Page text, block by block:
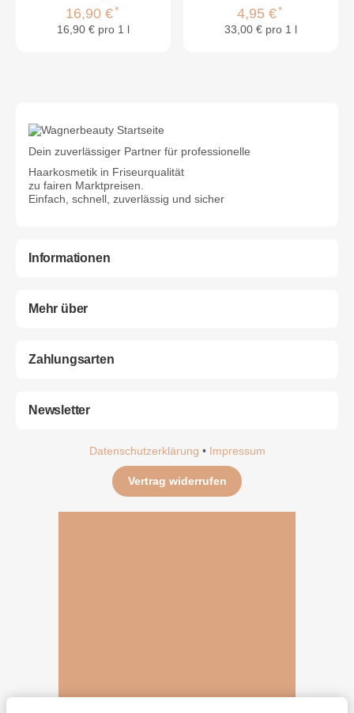
16,90 €*
16,90 € pro 1 l
4,95 €*
33,00 € pro 1 l
Dein zuverlässiger Partner für professionelle
Haarkosmetik in Friseurqualität
zu fairen Marktpreisen.
Einfach, schnell, zuverlässig und sicher
Informationen
Mehr über
Zahlungsarten
Newsletter
Datenschutzerklärung • Impressum
Vertrag widerrufen